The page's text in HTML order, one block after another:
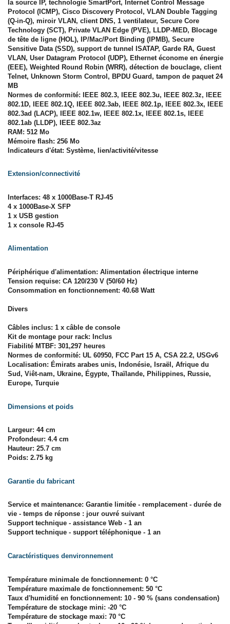
la source IP, technologie SmartPort, Internet Control Message
Protocol (ICMP), Cisco Discovery Protocol, VLAN Double Tagging
(Q-in-Q), miroir VLAN, client DNS, 1 ventilateur, Secure Core
Technology (SCT), Private VLAN Edge (PVE), LLDP-MED, Blocage
de tête de ligne (HOL), IP/Mac/Port Binding (IPMB), Secure
Sensitive Data (SSD), support de tunnel ISATAP, Garde RA, Guest
VLAN, User Datagram Protocol (UDP), Ethernet économe en énergie
(EEE), Weighted Round Robin (WRR), détection de bouclage, client
Telnet, Unknown Storm Control, BPDU Guard, tampon de paquet 24
MB
Normes de conformité: IEEE 802.3, IEEE 802.3u, IEEE 802.3z, IEEE
802.1D, IEEE 802.1Q, IEEE 802.3ab, IEEE 802.1p, IEEE 802.3x, IEEE
802.3ad (LACP), IEEE 802.1w, IEEE 802.1x, IEEE 802.1s, IEEE
802.1ab (LLDP), IEEE 802.3az
RAM: 512 Mo
Mémoire flash: 256 Mo
Indicateurs d'état: Système, lien/activité/vitesse
Extension/connectivité
Interfaces: 48 x 1000Base-T RJ-45
4 x 1000Base-X SFP
1 x USB gestion
1 x console RJ-45
Alimentation
Périphérique d'alimentation: Alimentation électrique interne
Tension requise: CA 120/230 V (50/60 Hz)
Consommation en fonctionnement: 40.68 Watt
Divers
Câbles inclus: 1 x câble de console
Kit de montage pour rack: Inclus
Fiabilité MTBF: 301,297 heures
Normes de conformité: UL 60950, FCC Part 15 A, CSA 22.2, USGv6
Localisation: Émirats arabes unis, Indonésie, Israël, Afrique du
Sud, Viêt-nam, Ukraine, Égypte, Thaïlande, Philippines, Russie,
Europe, Turquie
Dimensions et poids
Largeur: 44 cm
Profondeur: 4.4 cm
Hauteur: 25.7 cm
Poids: 2.75 kg
Garantie du fabricant
Service et maintenance: Garantie limitée - remplacement - durée de
vie - temps de réponse : jour ouvré suivant
Support technique - assistance Web - 1 an
Support technique - support téléphonique - 1 an
Caractéristiques denvironnement
Température minimale de fonctionnement: 0 °C
Température maximale de fonctionnement: 50 °C
Taux d'humidité en fonctionnement: 10 - 90 % (sans condensation)
Température de stockage mini: -20 °C
Température de stockage maxi: 70 °C